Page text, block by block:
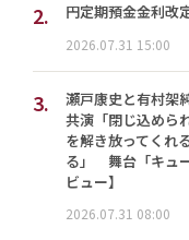
2. 円定期預金金利改
2026.07.31 15:00
3.
瀬戸康史と有村架
共演「閉じ込めら
を解き放ってくれ
る」 舞台「キュ
ビュー】
2026.07.31 08:00